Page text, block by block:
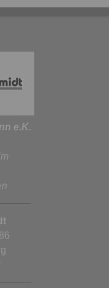
e.K.